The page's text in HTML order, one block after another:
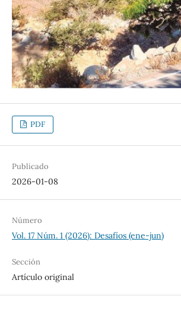
PDF
Publicado
2026-01-08
Número
Vol. 17 Núm. 1 (2026): Desafíos (ene-jun)
Sección
Artículo original